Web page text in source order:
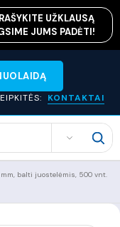
UŽKLAUSĄ
JUMS PADĖTI!
KONTAKTAI
SEARCH
mm, balti juostelėmis, 500 vnt.